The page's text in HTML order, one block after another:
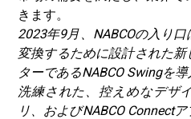
きます。
2023年9月、NABCOの入り
変換するために設計された
ターであるNABCO Swingを
洗練された、控えめなデザ
リ、およびNABCO Connect